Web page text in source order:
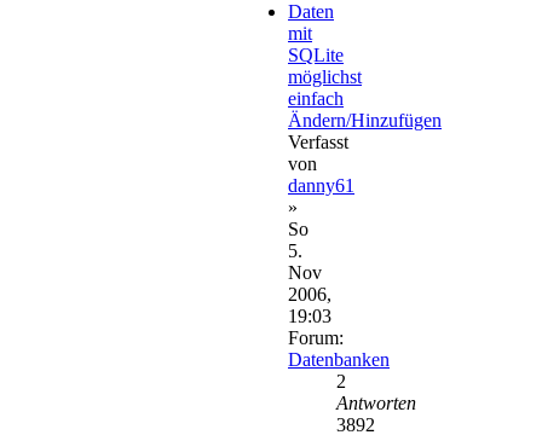
Daten
mit
SQLite
möglichst
einfach
Ändern/Hinzufügen
Verfasst
von
danny61
»
So
5.
Nov
2006,
19:03
Forum:
Datenbanken
2
Antworten
3892